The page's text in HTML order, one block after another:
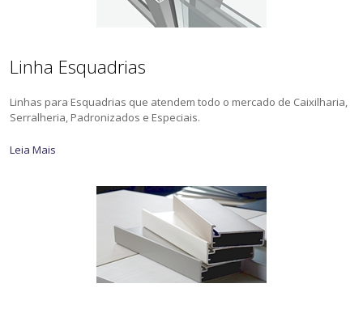
Linha Esquadrias
Linhas para Esquadrias que atendem todo o mercado de Caixilharia,
Serralheria, Padronizados e Especiais.
Leia Mais